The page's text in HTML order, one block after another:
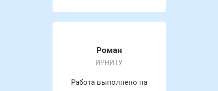
Роман
ИРНИТУ
Работа выполнено на